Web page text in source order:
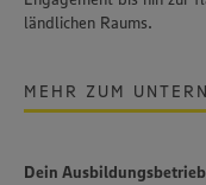
ländlichen Raums.
MEHR ZUM
Dein Ausbildungsbetrieb